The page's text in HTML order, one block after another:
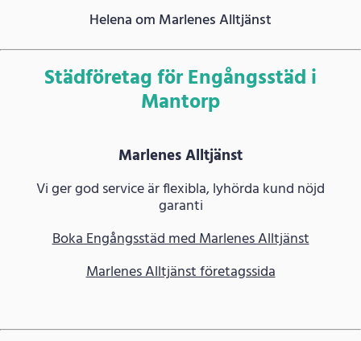
Helena om Marlenes Alltjänst
Städföretag för Engångsstäd i
Mantorp
Marlenes Alltjänst
Vi ger god service är flexibla, lyhörda kund nöjd
garanti
Boka Engångsstäd med Marlenes Alltjänst
Marlenes Alltjänst företagssida